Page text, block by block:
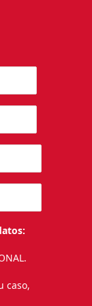
caso,